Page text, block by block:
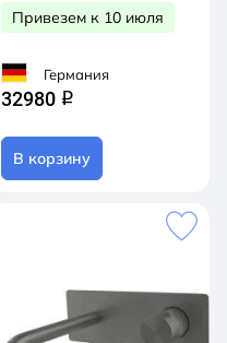
Привезем к 10 июля
Германия
32980 q
В корзину